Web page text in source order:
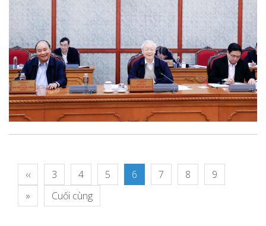
‹‹ 3 4 5 6 7 8
9
»
Cuối cùng